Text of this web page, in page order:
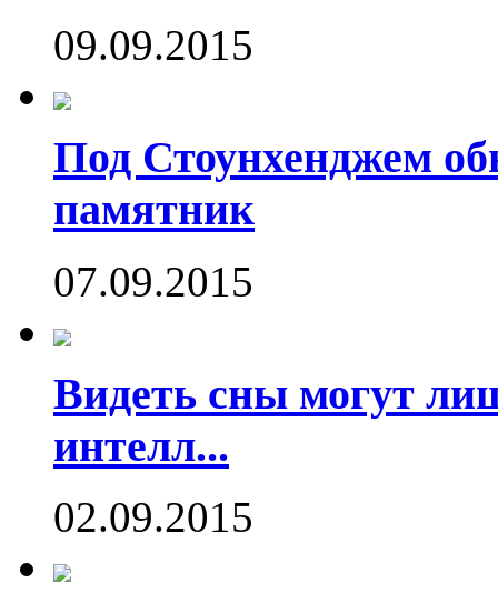
09.09.2015
Под Стоунхенджем
памятник
07.09.2015
Видеть сны могут
интелл...
02.09.2015